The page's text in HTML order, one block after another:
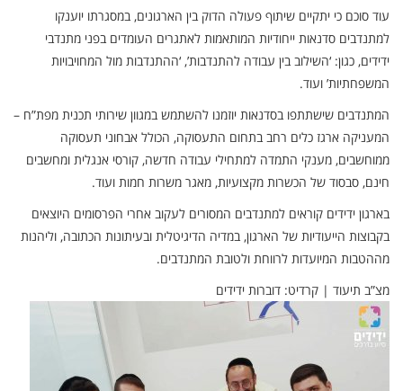
עוד סוכם כי יתקיים שיתוף פעולה הדוק בין הארגונים, במסגרתו יוענקו
למתנדבים סדנאות ייחודיות המותאמות לאתגרים העומדים בפני מתנדבי
ידידים, כגון: ‘השילוב בין עבודה להתנדבות’, ‘ההתנדבות מול המחויבויות
המשפחתיות’ ועוד.
המתנדבים שישתתפו בסדנאות יוזמנו להשתמש במגוון שירותי תכנית מפת”ח –
המעניקה ארגז כלים רחב בתחום התעסוקה, הכולל אבחוני תעסוקה
ממוחשבים, מענקי התמדה למתחילי עבודה חדשה, קורסי אנגלית ומחשבים
חינם, סבסוד של הכשרות מקצועיות, מאגר משרות חמות ועוד.
בארגון ידידים קוראים למתנדבים המסורים לעקוב אחרי הפרסומים היוצאים
בקבוצות הייעודיות של הארגון, במדיה הדיגיטלית ובעיתונות הכתובה, וליהנות
מההטבות המיועדות לרווחת ולטובת המתנדבים.
מצ”ב תיעוד | קרדיט: דוברות ידידים